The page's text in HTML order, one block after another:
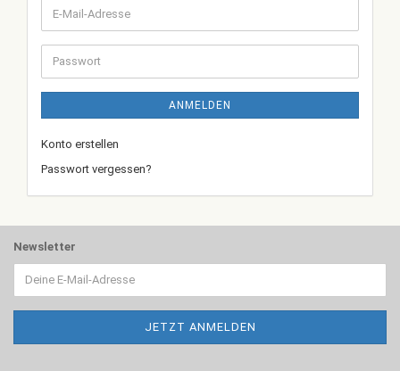
E-
Mail-
Adresse
Passwort
ANMELDEN
Konto erstellen
Passwort vergessen?
Newsletter